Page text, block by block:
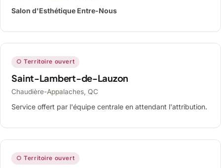
Salon d'Esthétique Entre-Nous
○ Territoire ouvert
Saint-Lambert-de-Lauzon
Chaudière-Appalaches, QC
Service offert par l'équipe centrale en attendant l'attribution.
○ Territoire ouvert